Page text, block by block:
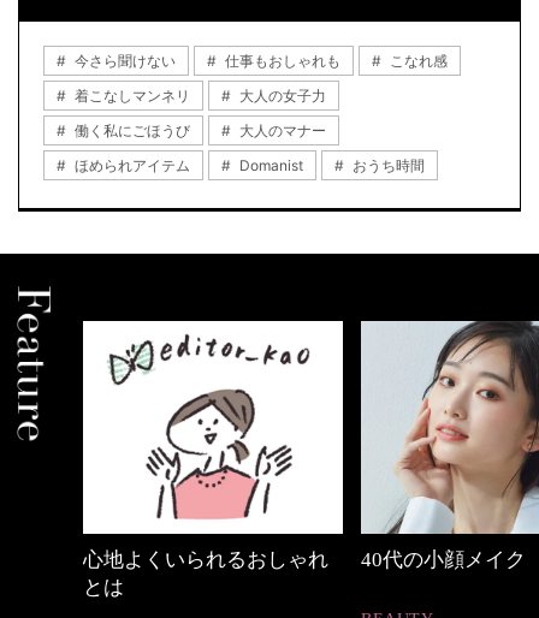
今さら聞けない 仕事もおしゃれも
こなれ感
着こなしマンネリ
大人の女子力
働く私にごほうび
大人のマナー
ほめられアイテム
Domanist おうち時間
40代の小顔メイク
【ワーママのきれ